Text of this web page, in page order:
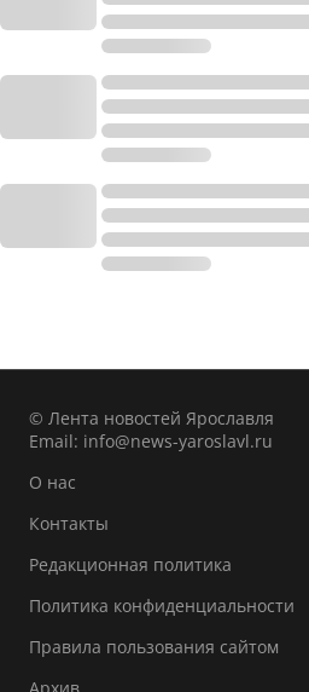
© Лента новостей Ярославля
Email: info@news-yaroslavl.ru
О нас
Контакты
Редакционная политика
Политика конфиденциальности
Правила пользования сайтом